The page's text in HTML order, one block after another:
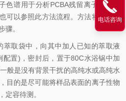
色谱用于分析PCBA残留离子的一般
可以参照此方法流程。方法将分析过
骤。
取袋中，向其中加人已知的萃取液
置)，密封后，置于80C水浴锅中加
般是没有背景干扰的高纯水或高纯水
目的是尽可能将样品表面的离子性物
定容待测。
电话咨询